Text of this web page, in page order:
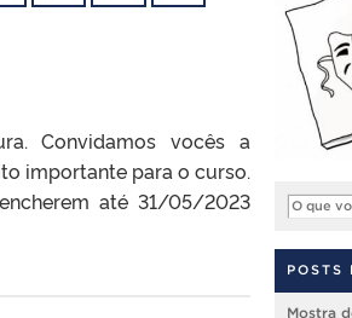
Convidamos vocês a
importante para o curso.
até 31/05/2023
POSTS
Mostra